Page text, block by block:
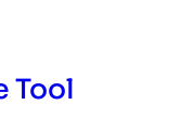
Tool